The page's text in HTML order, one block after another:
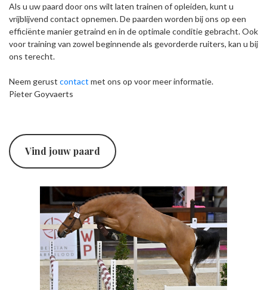
Als u uw paard door ons wilt laten trainen of opleiden, kunt u
vrijblijvend contact opnemen. De paarden worden bij ons op een
efficiënte manier getraind en in de optimale conditie gebracht. Ook
voor training van zowel beginnende als gevorderde ruiters, kan u bij
ons terecht.
Neem gerust contact met ons op voor meer informatie.
Pieter Goyvaerts
Vind jouw paard